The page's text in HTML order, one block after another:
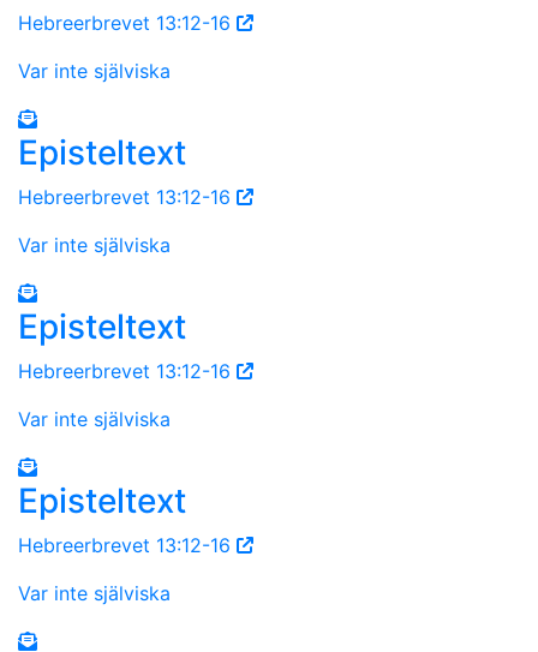
Hebreerbrevet 13:12-16
Var inte själviska
Episteltext
Hebreerbrevet 13:12-16
Var inte själviska
Episteltext
Hebreerbrevet 13:12-16
Var inte själviska
Episteltext
Hebreerbrevet 13:12-16
Var inte själviska